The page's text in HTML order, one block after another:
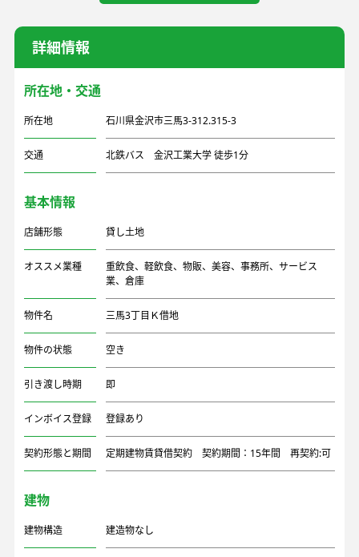
詳細情報
所在地・交通
所在地 石川県金沢市三馬3-312.315-3
交通 北鉄バス 金沢工業大学 徒歩1分
基本情報
店舗形態 貸し土地
オススメ業種
重飲食、軽飲食、物販、美容、事務所、サービス
業、倉庫
物件名 三馬3丁目Ｋ借地
物件の状態 空き
引き渡し時期 即
インボイス登録 登録あり
契約形態と期間 定期建物賃貸借契約 契約期間：15年間 再契約:可
建物
建物構造 建造物なし